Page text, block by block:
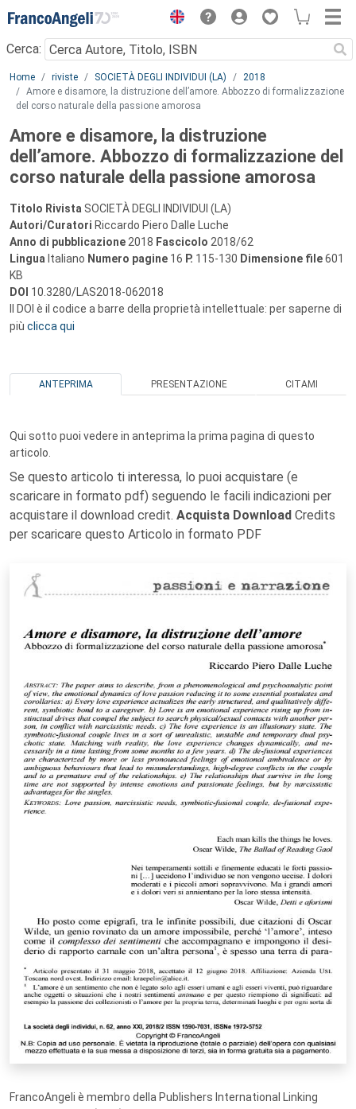
Menu
Cerca:
Main content
Home riviste SOCIETÀ DEGLI INDIVIDUI (LA)
2018
Amore e disamore, la distruzione dell’amore. Abbozzo di formalizzazione
del corso naturale della passione amorosa
Amore e disamore, la distruzione
dell’amore. Abbozzo di formalizzazione del
corso naturale della passione amorosa
Titolo Rivista SOCIETÀ DEGLI INDIVIDUI (LA)
Autori/Curatori Riccardo Piero Dalle Luche
Anno di pubblicazione 2018 Fascicolo 2018/62
Lingua Italiano Numero pagine 16 P. 115-130 Dimensione file601
KB
DOI 10.3280/LAS2018-062018
Il DOI è il codice a barre della proprietà intellettuale: per saperne di
più clicca qui
ANTEPRIMA PRESENTAZIONE CITAMI
Qui sotto puoi vedere in anteprima la prima pagina di questo
articolo.
Se questo articolo ti interessa, lo puoi acquistare (e
scaricare in formato pdf) seguendo le facili indicazioni per
acquistare il download credit. Acquista Download Credits
per scaricare questo Articolo in formato PDF
FrancoAngeli è membro della Publishers International Linking